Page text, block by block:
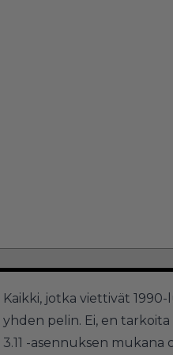
Kaikki, jotka viettivät
yhden pelin. Ei, en
3.11 -asennuksen